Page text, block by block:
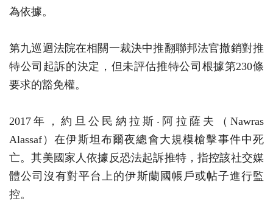
為依據。
第九巡迴法院在相關一裁決中推翻聯邦法官撤銷對推
特公司起訴的決定，但未評估推特公司根據第230條
要求的豁免權。
2017年，約旦公民納拉斯‧阿拉薩夫（Nawras
Alassaf）在伊斯坦布爾夜總會大規模槍擊事件中死
亡。其美國家人依據反恐法起訴推特，指控該社交媒
體公司沒有對平台上的伊斯蘭國帳戶或帖子進行監
控。